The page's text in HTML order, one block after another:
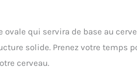
qui servira de base au
solide. Prenez votre temps
cerveau.